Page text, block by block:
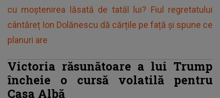
cu moştenirea lăsată de tatăl lui? Fiul regretatului
cântăreț Ion Dolănescu dă cărțile pe față și spune ce
planuri are
Victoria răsunătoare a lui Trump
încheie o cursă volatilă pentru
Casa Albă